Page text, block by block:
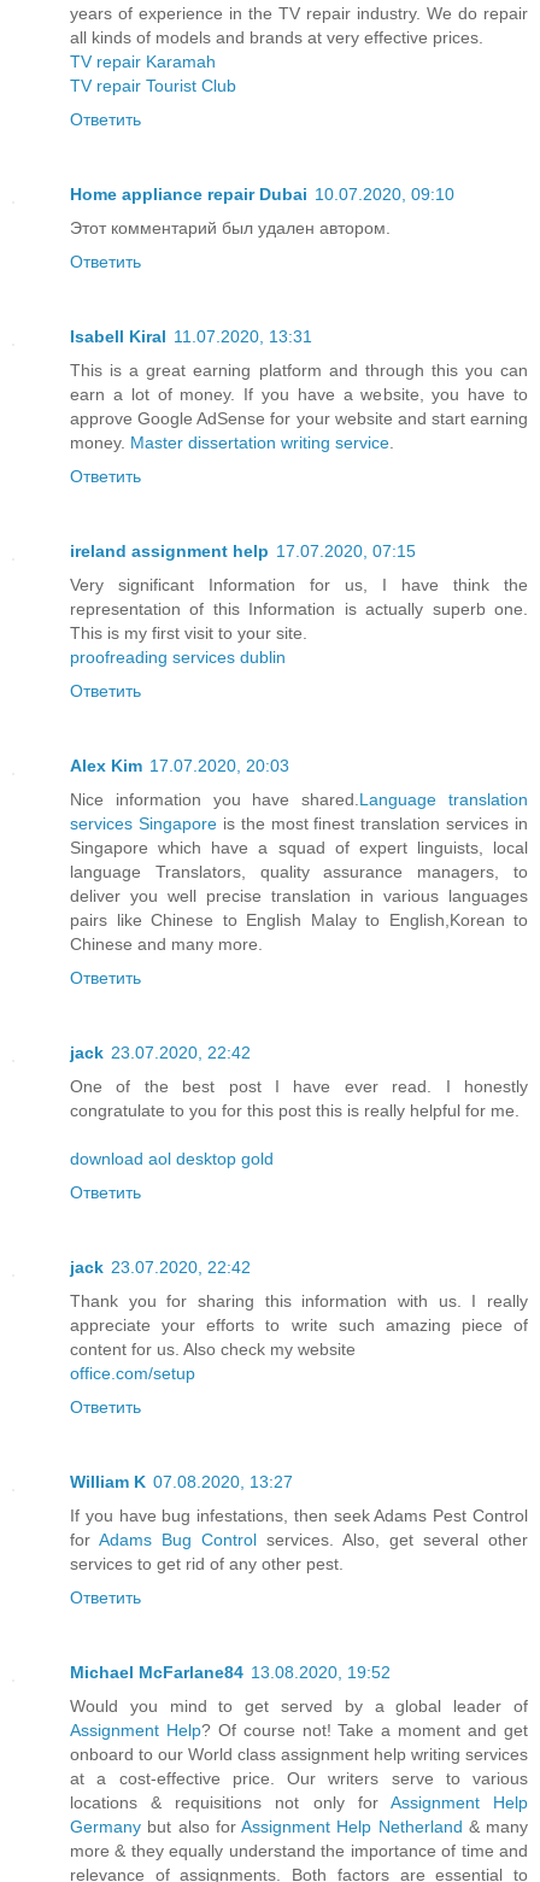
years of experience in the TV repair industry. We do repair
all kinds of models and brands at very effective prices.
TV repair Karamah
TV repair Tourist Club
Ответить
Home appliance repair Dubai 10.07.2020, 09:10
Этот комментарий был удален автором.
Ответить
Isabell Kiral 11.07.2020, 13:31
This is a great earning platform and through this you can
earn a lot of money. If you have a website, you have to
approve Google AdSense for your website and start earning
money. Master dissertation writing service
Ответить
ireland assignment help 17.07.2020, 07:15
Very significant Information for us, I have think the
representation of this Information is actually superb one.
This is my first visit to your site.
proofreading services dublin
Ответить
Alex Kim 17.07.2020, 20:03
Nice information you have shared. Language translation
services Singaporeis the most finest translation services in
Singapore which have a squad of expert linguists, local
language Translators, quality assurance managers, to
deliver you well precise translation in various languages
pairs like Chinese to English Malay to English,Korean to
Chinese and many more.
Ответить
jack 23.07.2020, 22:42
One of the best post I have ever read. I honestly
congratulate to you for this post this is really helpful for me.
download aol desktop gold
Ответить
jack 23.07.2020, 22:42
Thank you for sharing this information with us. I really
appreciate your efforts to write such amazing piece of
content for us. Also check my website
office.com/setup
Ответить
William K 07.08.2020, 13:27
If you have bug infestations, then seek Adams Pest Control
for Adams Bug Control services. Also, get several other
services to get rid of any other pest.
Ответить
Michael McFarlane84 13.08.2020, 19:52
Would you mind to get served by a global leader of
Assignment Help? Of course not! Take a moment and get
onboard to our World class assignment help writing services
at a cost-effective price. Our writers serve to various
locations & requisitions not only for Assignment Help
Germany but also for Assignment Help Netherland & many
more & they equally understand the importance of time and
relevance of assignments. Both factors are essential to